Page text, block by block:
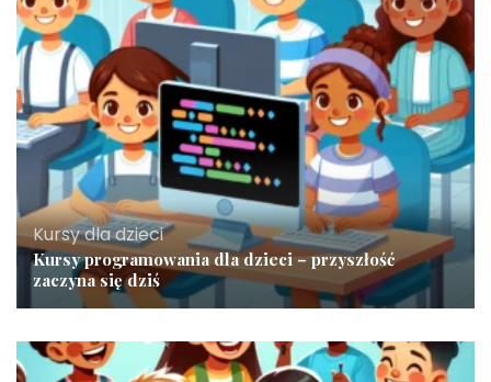
Kursy dla dzieci
Kursy programowania dla dzieci – przyszłość
zaczyna się dziś